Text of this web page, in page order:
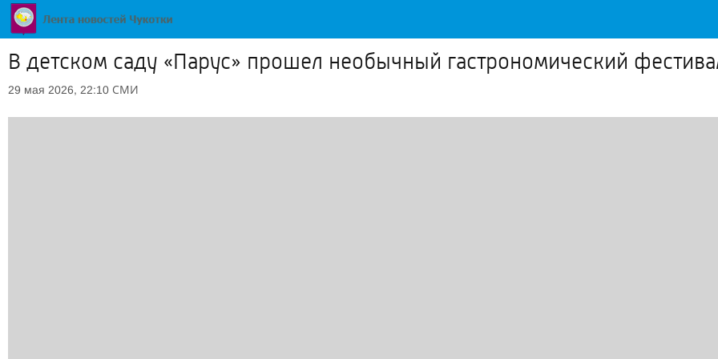
В детском саду «Парус» прошел необычный гастрономический
29 мая 2026, 22:10 СМИ